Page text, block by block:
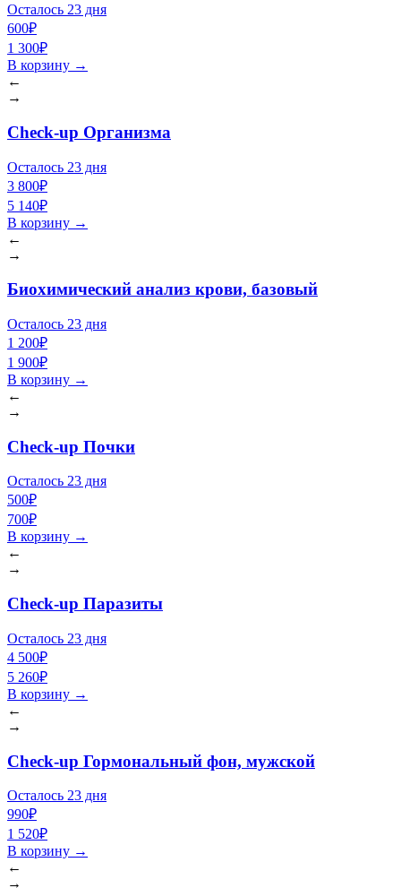
Осталось 23 дня
600₽
1 300₽
В корзину →
←
→
Check-up Организма
Осталось 23 дня
3 800₽
5 140₽
В корзину →
←
→
Биохимический анализ крови, базовый
Осталось 23 дня
1 200₽
1 900₽
В корзину →
←
→
Check-up Почки
Осталось 23 дня
500₽
700₽
В корзину →
←
→
Check-up Паразиты
Осталось 23 дня
4 500₽
5 260₽
В корзину →
←
→
Check-up Гормональный фон, мужской
Осталось 23 дня
990₽
1 520₽
В корзину →
←
→